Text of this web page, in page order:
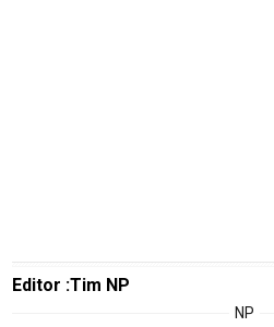
Editor :Tim NP
NP
W